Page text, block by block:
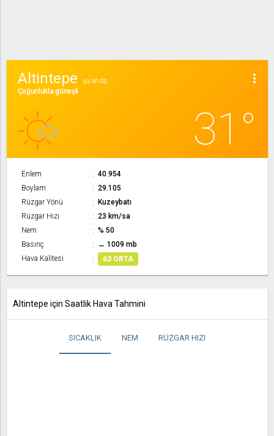
more_vert
Altintepe
şu anda
Çoğunlukla güneşli
31°
Enlem
40.954
Boylam
29.105
Rüzgar Yönü
Kuzeybatı
Rüzgar Hızı
23 km/sa
Nem
% 50
Basınç
↔ 1009 mb
Hava Kalitesi
63 ORTA
Altintepe için Saatlik Hava Tahmini
SICAKLIK NEM RÜZGAR HIZI